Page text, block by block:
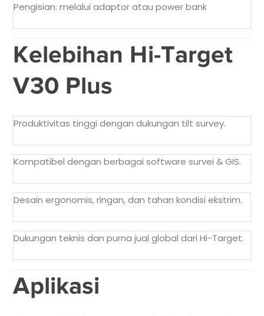
Pengisian: melalui adaptor atau power bank
Kelebihan Hi-Target
V30 Plus
Produktivitas tinggi dengan dukungan tilt survey.
Kompatibel dengan berbagai software survei & GIS.
Desain ergonomis, ringan, dan tahan kondisi ekstrim.
Dukungan teknis dan purna jual global dari Hi-Target.
Aplikasi